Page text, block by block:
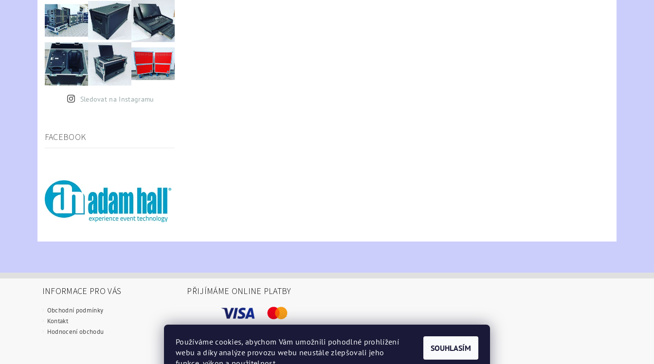
Sledovat na Instagramu
FACEBOOK
INFORMACE PRO VÁS
Obchodní podmínky
Kontakt
Hodnocení obchodu
PŘIJÍMÁME ONLINE PLATBY
podminky
Používáme cookies, abychom Vám umožnili pohodlné prohlížení
webu a díky analýze provozu webu neustále zlepšovali jeho
SOUHLASÍM